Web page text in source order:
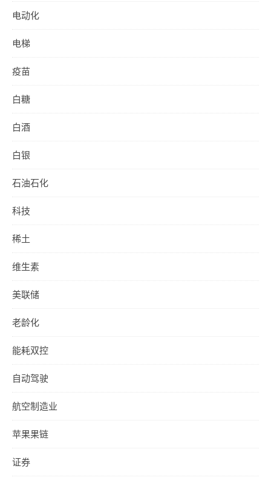
电动化
电梯
疫苗
白糖
白酒
白银
石油石化
科技
稀土
维生素
美联储
老龄化
能耗双控
自动驾驶
航空制造业
苹果果链
证券